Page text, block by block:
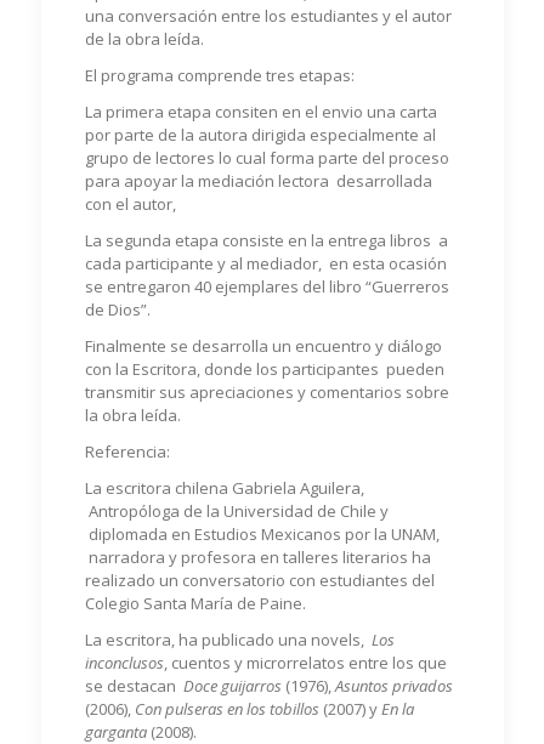
una conversación entre los estudiantes y el autor
de la obra leída.
El programa comprende tres etapas:
La primera etapa consiten en el envio una carta
por parte de la autora dirigida especialmente al
grupo de lectores lo cual forma parte del proceso
para apoyar la mediación lectora desarrollada
con el autor,
La segunda etapa consiste en la entrega libros a
cada participante y al mediador, en esta ocasión
se entregaron 40 ejemplares del libro “Guerreros
de Dios”.
Finalmente se desarrolla un encuentro y diálogo
con la Escritora, donde los participantes pueden
transmitir sus apreciaciones y comentarios sobre
la obra leída.
Referencia:
La escritora chilena Gabriela Aguilera,
Antropóloga de la Universidad de Chile y
diplomada en Estudios Mexicanos por la UNAM,
narradora y profesora en talleres literarios ha
realizado un conversatorio con estudiantes del
Colegio Santa María de Paine.
La escritora, ha publicado una novels, Los
inconclusos, cuentos y microrrelatos entre los que
se destacan Doce guijarros (1976),Asuntos privados
(2006), Con pulseras en los tobillos (2007) yEn la
garganta(2008).